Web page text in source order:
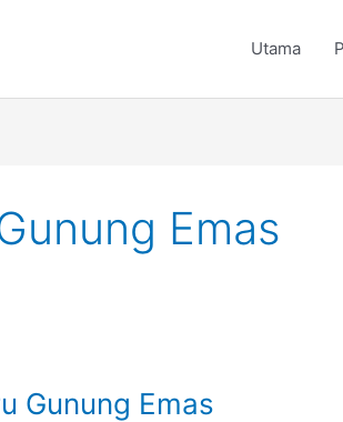
Utama
Emas
Gunung Emas